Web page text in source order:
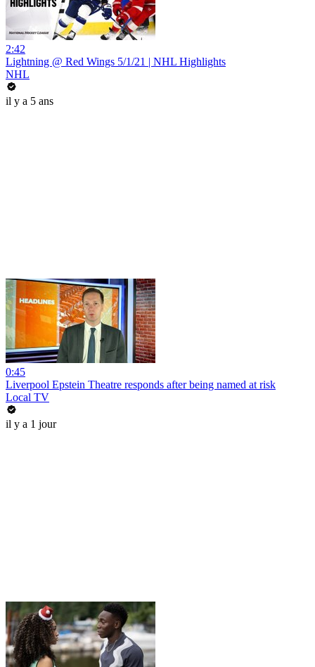
2:42
Lightning @ Red Wings 5/1/21 | NHL Highlights
NHL
il y a 5 ans
0:45
Liverpool Epstein Theatre responds after being named at risk
Local TV
il y a 1 jour